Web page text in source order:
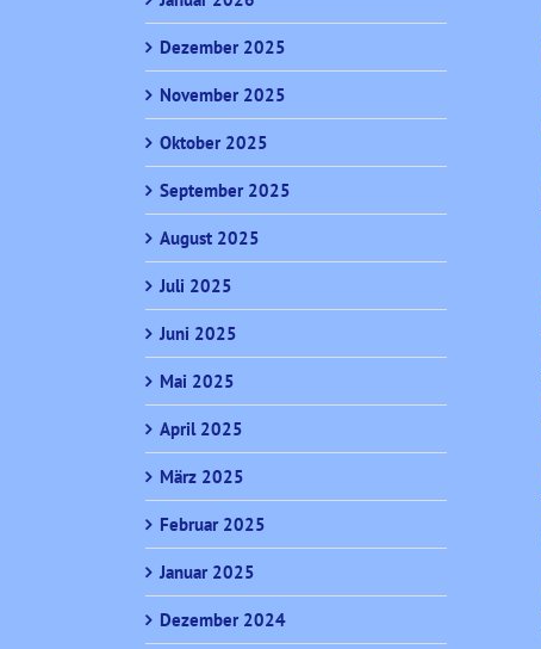
Dezember 2025
November 2025
Oktober 2025
September 2025
August 2025
Juli 2025
Juni 2025
Mai 2025
April 2025
März 2025
Februar 2025
Januar 2025
Dezember 2024